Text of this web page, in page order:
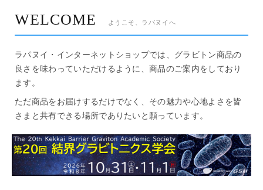
WELCOME ようこそ、ラパヌイへ
ラパヌイ・インターネットショップでは、グラビトン商品の
良さを味わっていただけるように、商品のご案内をしており
ます。
ただ商品をお届けするだけでなく、その魅力や心地よさを皆
さまと共有できる場所でありたいと願っています。